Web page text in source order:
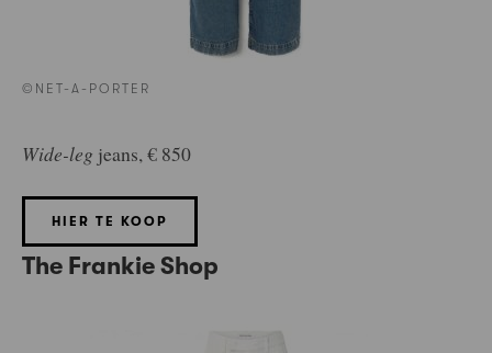
©NET-A-PORTER
Wide-leg jeans, € 850
HIER TE KOOP
The Frankie Shop